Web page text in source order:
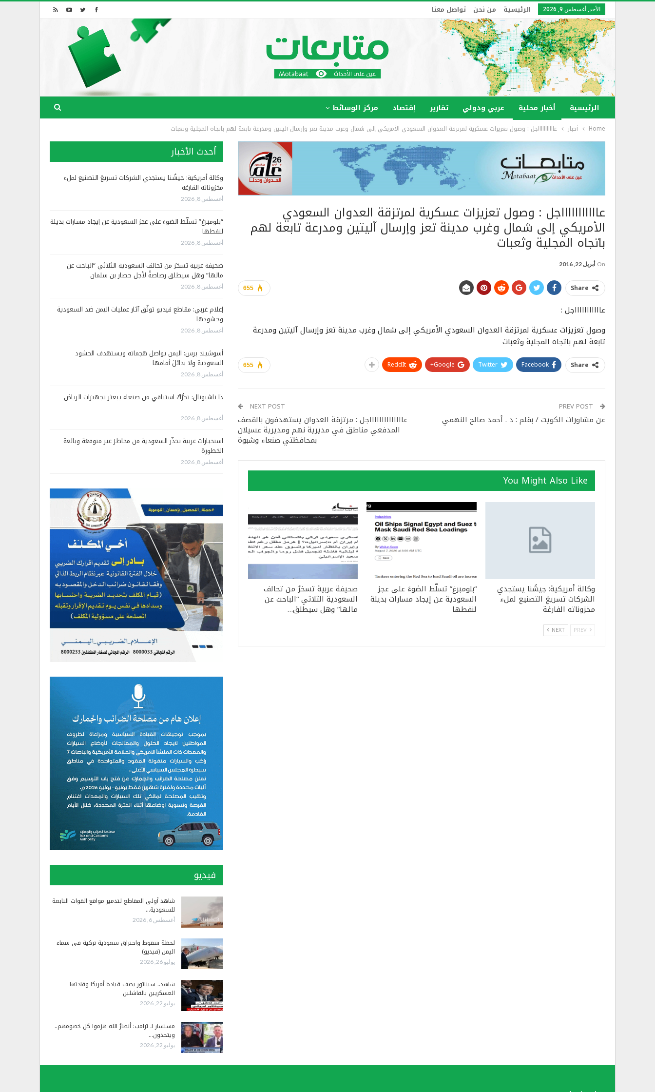
الأحد, أغسطس 9, 2026 الرئيسية من نحن تواصل معنا
الرئيسية أخبار محلية عربي ودولي تقارير إقتصاد مركز الوسائط
Home أخبار عاااااااااااجل : وصول تعزيزات عسكرية لمرتزقة العدوان السعودي الأمريكي إلى شمال وغرب مدينة تعز وإرسال آليتين ومدرعة تابعة لهم باتجاه المجلية وثعبات
عاااااااااااجل : وصول تعزيزات عسكرية لمرتزقة العدوان السعودي
الأمريكي إلى شمال وغرب مدينة تعز وإرسال آليتين ومدرعة تابعة لهم
باتجاه المجلية وثعبات
On أبريل 22, 2016
655 Share
عاااااااااااجل :
وصول تعزيزات عسكرية لمرتزقة العدوان السعودي الأمريكي إلى شمال وغرب مدينة تعز وإرسال آليتين ومدرعة
تابعة لهم باتجاه المجلية وثعبات
655 Share
Facebook
Twitter
Google+
ReddIt
عن مشاورات الكويت / بقلم : د . أحمد صالح النهمي
NEXT POST
عااااااااااااااجل : مرتزقة العدوان يستهدفون بالقصف
المدفعي مناطق في مديرية نهم ومديرية عسيلان
بمحافظتي صنعاء وشبوة
You Might Also Like
وكالة أمريكية: جيشُنا يستجدي
الشركات تسريعَ التصنيع لملء
مخزوناته الفارغة
“بلومبرغ” تسلّط الضوءَ على عجز
السعودية عن إيجاد مسارات بديلة
لنفطها
صحيفة عربية تسخرُ من تحالف
السعودية الثلاثي “الباحث عن
مالها” وهل سيطلق…
NEXT
أحدث الأخبار
وكالة أمريكية: جيشُنا يستجدي الشركات تسريعَ التصنيع لملء
مخزوناته الفارغة
أغسطس 8, 2026
“بلومبرغ” تسلّط الضوءَ على عجز السعودية عن إيجاد مسارات بديلة
لنفطها
أغسطس 8, 2026
صحيفة عربية تسخرُ من تحالف السعودية الثلاثي “الباحث عن
مالها” وهل سيطلق رصاصةً لأجل حصار بن سلمان
أغسطس 8, 2026
إعلام غربي: مقاطع فيديو توثّق آثار عمليات اليمن ضد السعودية
وحشودها
أغسطس 8, 2026
أسوشيتد برس: اليمن يواصل هجماته ويستهدف الحشود
السعودية ولا بدائلَ أمامها
أغسطس 8, 2026
ذا ناشيونال: تحرُّكٌ استباقي من صنعاء يبعثر تجهيزات الرياض
أغسطس 8, 2026
استخبارات غربية تحذّر السعودية من مخاطرَ غير متوقعَة وبالغة
الخطورة
أغسطس 8, 2026
فيديو
شاهد أولى المقاطع لتدمير مواقع القوات التابعة
للسعودية…
أغسطس 6, 2026
لحظة سقوط واحتراق سعودية تركية في سماء
اليمن (فيديو)
يوليو 26, 2026
شاهد.. سيناتور يصف قيادة أمريكا وقادتها
العسكريين بالفاشلين
يوليو 22, 2026
مستشار لـ ترامب: أنصارُ الله هزموا كل خصومهم..
ويتحدون…
يوليو 22, 2026